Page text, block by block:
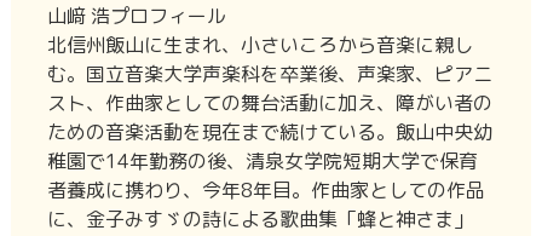
山﨑 浩プロフィール
北信州飯山に生まれ、小さいころから音楽に親し
む。国立音楽大学声楽科を卒業後、声楽家、ピアニ
スト、作曲家としての舞台活動に加え、障がい者の
ための音楽活動を現在まで続けている。飯山中央幼
稚園で14年勤務の後、清泉女学院短期大学で保育
者養成に携わり、今年8年目。作曲家としての作品
に、金子みすゞの詩による歌曲集「蜂と神さま」